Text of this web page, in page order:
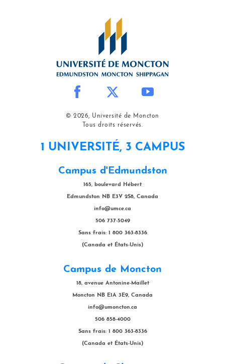
© 2026, Université de Moncton
Tous droits réservés.
1 UNIVERSITÉ, 3 CAMPUS
Campus d'Edmundston
165, boulevard Hébert
Edmundston NB E3V 2S8, Canada
info@umce.ca
506 737-5049
Sans frais: 1 800 363-8336
(Canada et États-Unis)
Campus de Moncton
18, avenue Antonine-Maillet
Moncton NB E1A 3E9, Canada
info@umoncton.ca
506 858-4000
Sans frais: 1 800 363-8336
(Canada et États-Unis)